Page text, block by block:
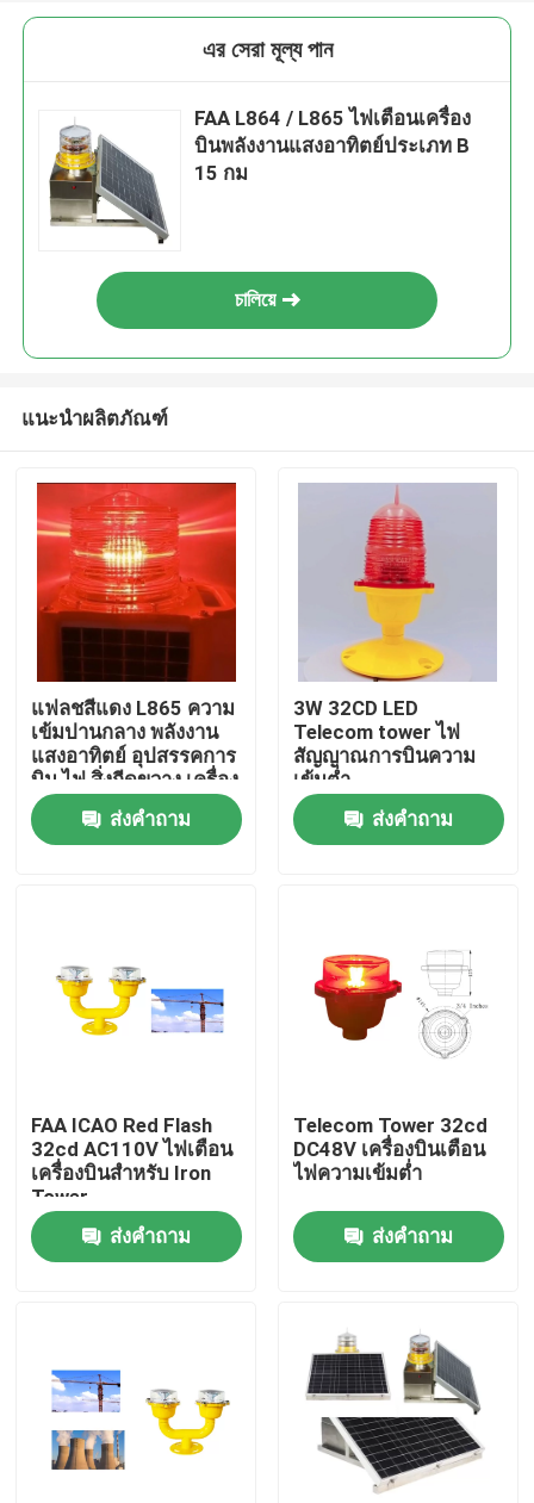
เกี่ยวกับเรา
ทัวร์โรงงาน
ควบคุมคุณภาพ
ติดต่อเรา
ขอใบเสนอราคา
ไฟอุดตันพลังงานแสงอาทิตย์
এর সেরা মূল্য পান
FAA L864 / L865 ไฟเตือนเครื่อง
บินพลังงานแสงอาทิตย์ประเภท B
15 กม
চালিয়ে
แนะนำผลิตภัณฑ์
แฟลชสีแดง L865 ความ
เข้มปานกลาง พลังงาน
แสงอาทิตย์ อุปสรรคการ
บิน ไฟ สิ่งกีดขวาง เครื่อง
บิน
ส่งคำถาม
3W 32CD LED
Telecom tower ไฟ
สัญญาณการบินความ
เข้มต่ำ
ส่งคำถาม
FAA ICAO Red Flash
32cd AC110V ไฟเตือน
เครื่องบินสำหรับ Iron
Tower
ส่งคำถาม
Telecom Tower 32cd
DC48V เครื่องบินเตือน
ไฟความเข้มต่ำ
ส่งคำถาม